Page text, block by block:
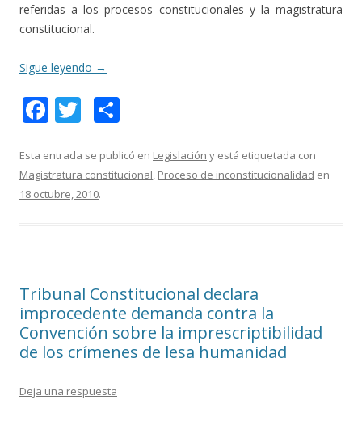
referidas a los procesos constitucionales y la magistratura
constitucional.
Sigue leyendo →
F
e
b
T
itt
er
m
p
Esta entrada se publicó en Legislación y está etiquetada con
Magistratura constitucional, Proceso de inconstitucionalidad en
18 octubre, 2010.
Tribunal Constitucional declara
improcedente demanda contra la
Convención sobre la imprescriptibilidad
de los crímenes de lesa humanidad
Deja una respuesta